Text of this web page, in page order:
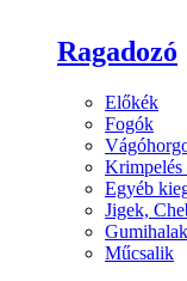
Ragadozó
Előkék
Fogók
Krimpelés
Egyéb
Jigek,
Gumihalak
Műcsalik